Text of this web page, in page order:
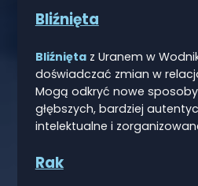
Bliźnięta
Bliźniętaz Uranem w
doświadczać zmian w
Mogą odkryć nowe
głębszych, bardziej
intelektualne i
Rak